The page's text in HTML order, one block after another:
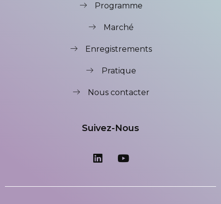
Programme
Marché
Enregistrements
Pratique
Nous contacter
Suivez-Nous